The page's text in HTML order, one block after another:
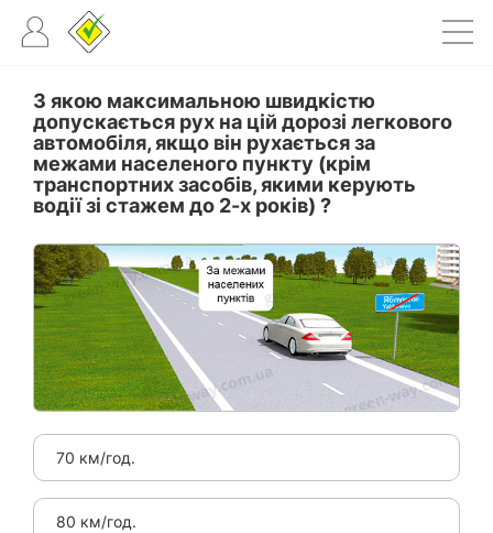
З якою максимальною швидкістю
допускається рух на цій дорозі легкового
автомобіля, якщо він рухається за
межами населеного пункту (крім
транспортних засобів, якими керують
водії зі стажем до 2-х років) ?
70 км/год.
80 км/год.